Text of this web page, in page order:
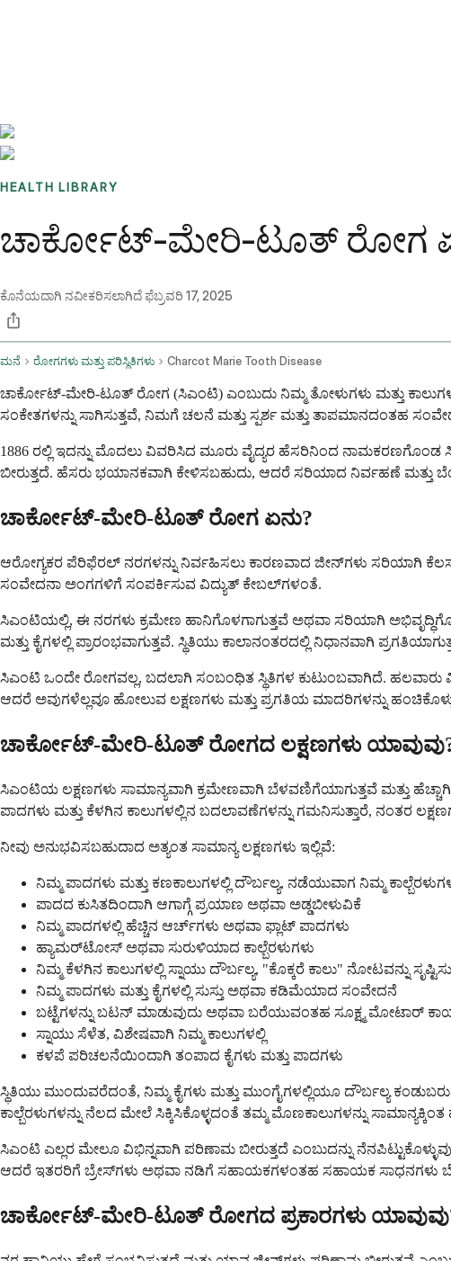
HEALTH LIBRARY
ಚಾರ್ಕೋಟ್-ಮೇರಿ-ಟೂತ್ ರೋಗ
ಕೊನೆಯದಾಗಿ ನವೀಕರಿಸಲಾಗಿದೆಫೆಬ್ರವರಿ 17, 2025
ಮನೆ ರೋಗಗಳು ಮತ್ತು ಪರಿಸ್ಥಿತಿಗಳು Charcot Marie Tooth Disease
ಚಾರ್ಕೋಟ್-ಮೇರಿ-ಟೂತ್ ರೋಗ (ಸಿಎಂಟಿ) ಎಂಬುದು ನಿಮ್ಮ ತೋಳುಗಳು ಮತ್ತು
ಸಂಕೇತಗಳನ್ನು ಸಾಗಿಸುತ್ತವೆ, ನಿಮಗೆ ಚಲನೆ ಮತ್ತು ಸ್ಪರ್ಶ ಮತ್ತು ತಾಪಮಾನದಂತಹ
1886 ರಲ್ಲಿ ಇದನ್ನು ಮೊದಲು ವಿವರಿಸಿದ ಮೂರು ವೈದ್ಯರ ಹೆಸರಿನಿಂದ ನಾಮಕರಣಗೊಂಡ
ಬೀರುತ್ತದೆ. ಹೆಸರು ಭಯಾನಕವಾಗಿ ಕೇಳಿಸಬಹುದು, ಆದರೆ ಸರಿಯಾದ ನಿರ್ವಹಣೆ ಮತ್ತು
ಚಾರ್ಕೋಟ್-ಮೇರಿ-ಟೂತ್ ರೋಗ ಏನು?
ಆರೋಗ್ಯಕರ ಪೆರಿಫೆರಲ್ ನರಗಳನ್ನು ನಿರ್ವಹಿಸಲು ಕಾರಣವಾದ ಜೀನ್‌ಗಳು ಸರಿಯಾಗಿ ಕೆಲಸ
ಸಂವೇದನಾ ಅಂಗಗಳಿಗೆ ಸಂಪರ್ಕಿಸುವ ವಿದ್ಯುತ್ ಕೇಬಲ್‌ಗಳಂತೆ.
ಸಿಎಂಟಿಯಲ್ಲಿ, ಈ ನರಗಳು ಕ್ರಮೇಣ ಹಾನಿಗೊಳಗಾಗುತ್ತವೆ ಅಥವಾ ಸರಿಯಾಗಿ
ಮತ್ತು ಕೈಗಳಲ್ಲಿ ಪ್ರಾರಂಭವಾಗುತ್ತವೆ. ಸ್ಥಿತಿಯು ಕಾಲಾನಂತರದಲ್ಲಿ ನಿಧಾನವಾಗಿ
ಸಿಎಂಟಿ ಒಂದೇ ರೋಗವಲ್ಲ, ಬದಲಾಗಿ ಸಂಬಂಧಿತ ಸ್ಥಿತಿಗಳ ಕುಟುಂಬವಾಗಿದೆ. ಹಲವಾರು
ಆದರೆ ಅವುಗಳೆಲ್ಲವೂ ಹೋಲುವ ಲಕ್ಷಣಗಳು ಮತ್ತು ಪ್ರಗತಿಯ ಮಾದರಿಗಳನ್ನು
ಚಾರ್ಕೋಟ್-ಮೇರಿ-ಟೂತ್ ರೋಗದ ಲಕ್ಷಣಗಳು
ಸಿಎಂಟಿಯ ಲಕ್ಷಣಗಳು ಸಾಮಾನ್ಯವಾಗಿ ಕ್ರಮೇಣವಾಗಿ ಬೆಳವಣಿಗೆಯಾಗುತ್ತವೆ ಮತ್ತು
ಪಾದಗಳು ಮತ್ತು ಕೆಳಗಿನ ಕಾಲುಗಳಲ್ಲಿನ ಬದಲಾವಣೆಗಳನ್ನು ಗಮನಿಸುತ್ತಾರೆ, ನಂತರ
ನೀವು ಅನುಭವಿಸಬಹುದಾದ ಅತ್ಯಂತ ಸಾಮಾನ್ಯ ಲಕ್ಷಣಗಳು ಇಲ್ಲಿವೆ:
ನಿಮ್ಮ ಪಾದಗಳು ಮತ್ತು ಕಣಕಾಲುಗಳಲ್ಲಿ ದೌರ್ಬಲ್ಯ, ನಡೆಯುವಾಗ ನಿಮ್ಮ
ಪಾದದ ಕುಸಿತದಿಂದಾಗಿ ಆಗಾಗ್ಗೆ ಪ್ರಯಾಣ ಅಥವಾ ಅಡ್ಡಬೀಳುವಿಕೆ
ನಿಮ್ಮ ಪಾದಗಳಲ್ಲಿ ಹೆಚ್ಚಿನ ಆರ್ಚ್‌ಗಳು ಅಥವಾ ಫ್ಲಾಟ್ ಪಾದಗಳು
ಹ್ಯಾಮರ್‌ಟೋಸ್ ಅಥವಾ ಸುರುಳಿಯಾದ ಕಾಲ್ಬೆರಳುಗಳು
ನಿಮ್ಮ ಕೆಳಗಿನ ಕಾಲುಗಳಲ್ಲಿ ಸ್ನಾಯು ದೌರ್ಬಲ್ಯ, "ಕೊಕ್ಕರೆ ಕಾಲು" ನೋಟವನ್ನು
ನಿಮ್ಮ ಪಾದಗಳು ಮತ್ತು ಕೈಗಳಲ್ಲಿ ಸುಸ್ತು ಅಥವಾ ಕಡಿಮೆಯಾದ ಸಂವೇದನೆ
ಬಟ್ಟೆಗಳನ್ನು ಬಟನ್ ಮಾಡುವುದು ಅಥವಾ ಬರೆಯುವಂತಹ ಸೂಕ್ಷ್ಮ ಮೋಟಾರ್
ಸ್ನಾಯು ಸೆಳೆತ, ವಿಶೇಷವಾಗಿ ನಿಮ್ಮ ಕಾಲುಗಳಲ್ಲಿ
ಕಳಪೆ ಪರಿಚಲನೆಯಿಂದಾಗಿ ತಂಪಾದ ಕೈಗಳು ಮತ್ತು ಪಾದಗಳು
ಸ್ಥಿತಿಯು ಮುಂದುವರೆದಂತೆ, ನಿಮ್ಮ ಕೈಗಳು ಮತ್ತು ಮುಂಗೈಗಳಲ್ಲಿಯೂ ದೌರ್ಬಲ್ಯ
ಕಾಲ್ಬೆರಳುಗಳನ್ನು ನೆಲದ ಮೇಲೆ ಸಿಕ್ಕಿಸಿಕೊಳ್ಳದಂತೆ ತಮ್ಮ ಮೊಣಕಾಲುಗಳನ್ನು ಸಾಮಾನ್ಯಕ್ಕಿಂತ
ಸಿಎಂಟಿ ಎಲ್ಲರ ಮೇಲೂ ವಿಭಿನ್ನವಾಗಿ ಪರಿಣಾಮ ಬೀರುತ್ತದೆ ಎಂಬುದನ್ನು
ಆದರೆ ಇತರರಿಗೆ ಬ್ರೇಸ್‌ಗಳು ಅಥವಾ ನಡಿಗೆ ಸಹಾಯಕಗಳಂತಹ ಸಹಾಯಕ ಸಾಧನಗಳು
ಚಾರ್ಕೋಟ್-ಮೇರಿ-ಟೂತ್ ರೋಗದ ಪ್ರಕಾರಗಳು